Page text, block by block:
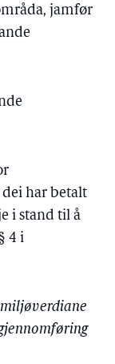
jamfør
har betalt
i stand til å
4 i
miljøverdiane